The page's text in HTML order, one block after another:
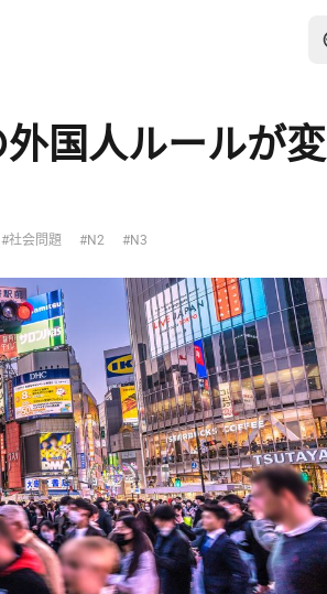
国人ルールが変
#社会問題 #N2 #N3